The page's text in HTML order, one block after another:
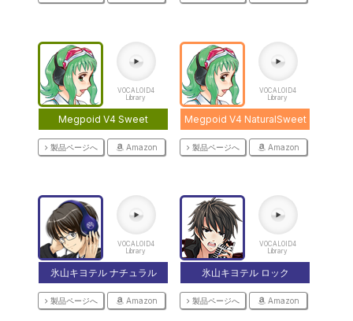
VOCALOID4
Library
Megpoid V4 Sweet
製品ページへ Amazon
VOCALOID4
Library
Megpoid V4 NaturalSweet
製品ページへ Amazon
VOCALOID4
Library
氷山キヨテル ナチュラル
製品ページへ Amazon
VOCALOID4
Library
氷山キヨテル ロック
製品ページへ Amazon